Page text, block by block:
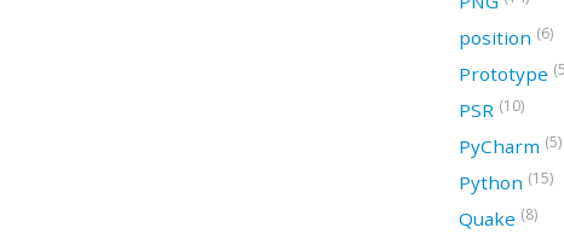
position (6)
Prototype
PSR (10)
PyCharm (5)
Python (15)
Quake (8)